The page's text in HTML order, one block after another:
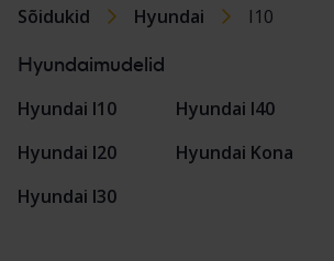
Sõidukid Hyundai I10
Hyundaimudelid
Hyundai I10
Hyundai I20
Hyundai I30
Hyundai I40
Hyundai Kona